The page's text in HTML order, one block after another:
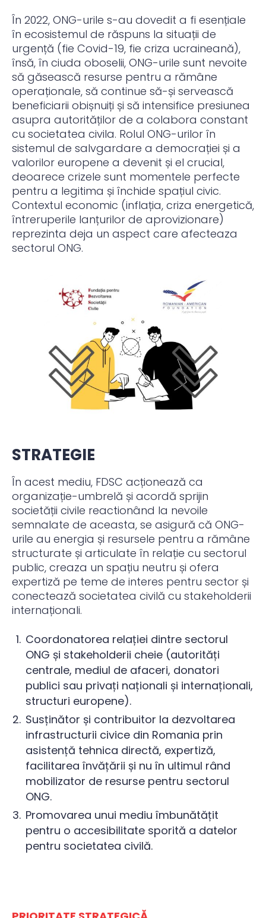
În 2022, ONG-urile s-au dovedit a fi esențiale
în ecosistemul de răspuns la situații de
urgență (fie Covid-19, fie criza ucraineană),
însă, în ciuda oboselii, ONG-urile sunt nevoite
să găsească resurse pentru a rămâne
operaționale, să continue să-și servească
beneficiarii obișnuiți și să intensifice presiunea
asupra autorităților de a colabora constant
cu societatea civila. Rolul ONG-urilor în
sistemul de salvgardare a democrației și a
valorilor europene a devenit și el crucial,
deoarece crizele sunt momentele perfecte
pentru a legitima și închide spațiul civic.
Contextul economic (inflația, criza energetică,
întreruperile lanțurilor de aprovizionare)
reprezinta deja un aspect care afecteaza
sectorul ONG.
STRATEGIE
În acest mediu, FDSC acționează ca
organizație-umbrelă și acordă sprijin
societății civile reactionând la nevoile
semnalate de aceasta, se asigură că ONG-
urile au energia și resursele pentru a rămâne
structurate și articulate în relație cu sectorul
public, creaza un spațiu neutru și ofera
expertiză pe teme de interes pentru sector și
conectează societatea civilă cu stakeholderii
internaționali.
Coordonatorea relației dintre sectorul
ONG și stakeholderii cheie (autorități
centrale, mediul de afaceri, donatori
publici sau privați naționali și internaționali,
structuri europene).
Susținător și contribuitor la dezvoltarea
infrastructurii civice din Romania prin
asistență tehnica directă, expertiză,
facilitarea învățării și nu în ultimul rând
mobilizator de resurse pentru sectorul
ONG.
Promovarea unui mediu îmbunătățit
pentru o accesibilitate sporită a datelor
pentru societatea civilă.